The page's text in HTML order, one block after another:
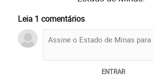
Leia 1 comentários
ENTRAR